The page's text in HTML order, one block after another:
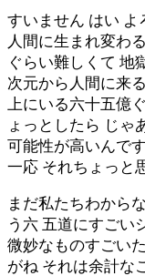
すいません はい よ
人間に生まれ変わ
ぐらい難しくて 地
次元から人間に来
上にいる六十五億
ょっとしたら じゃ
可能性が高いんで
一応 それちょっと
まだ私たちわから
う六 五道にすごい
微妙なものすごい
がね それは余計な